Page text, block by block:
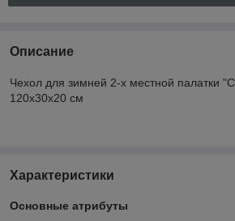
Описание
Чехол для зимней 2-х местной палатки
120х30х20 см
Характеристики
Основные атрибуты